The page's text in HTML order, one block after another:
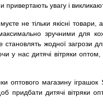
увагу і
не тільки якісні
зручними для
становлять жодної загрози
у нас дитячі вітряки
оптового магазину
придбати дитячі вітряки